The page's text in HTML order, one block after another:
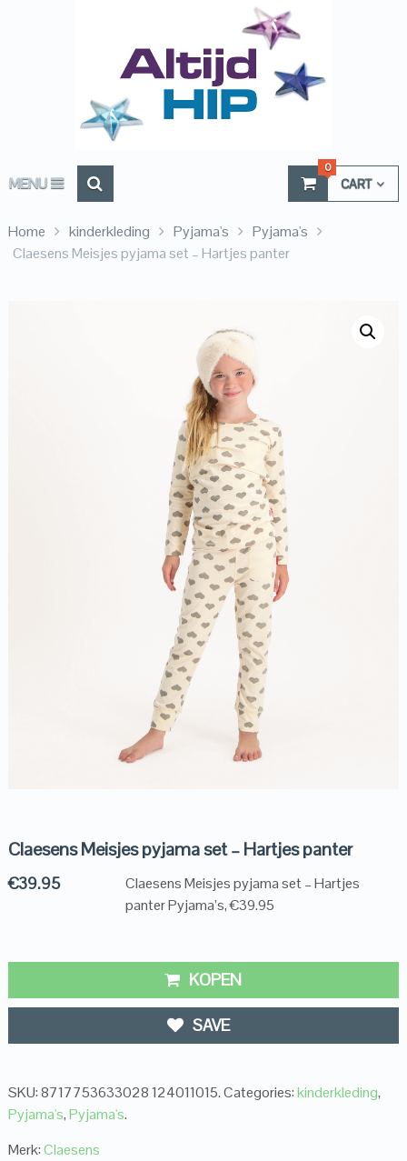
MENU CART
0
Home kinderkleding Pyjama's
Pyjama's
Claesens Meisjes pyjama set – Hartjes panter
Claesens Meisjes pyjama set – Hartjes panter
€39.95
Claesens Meisjes pyjama set – Hartjes
panter Pyjama’s, €39.95
KOPEN
SAVE
SKU:8717753633028 124011015.Categories:kinderkleding,
Pyjama's,Pyjama's.
Merk:Claesens